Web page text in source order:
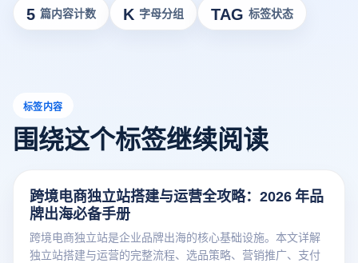
5 篇内容计数 K 字母分组 TAG 标签状态
标签内容
围绕这个标签继续阅读
跨境电商独立站搭建与运营全攻略：2026 年品
牌出海必备手册
跨境电商独立站是企业品牌出海的核心基础设施。本文详解
独立站搭建与运营的完整流程、选品策略、营销推广、支付